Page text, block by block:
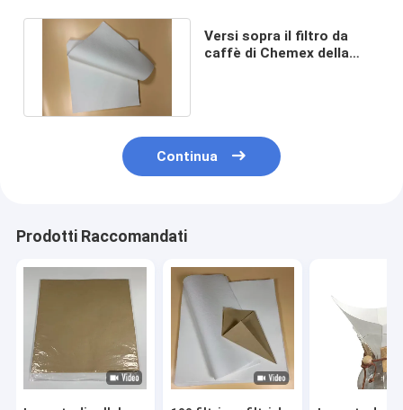
Versi sopra il filtro da
caffè di Chemex della
Continua
Prodotti Raccomandati